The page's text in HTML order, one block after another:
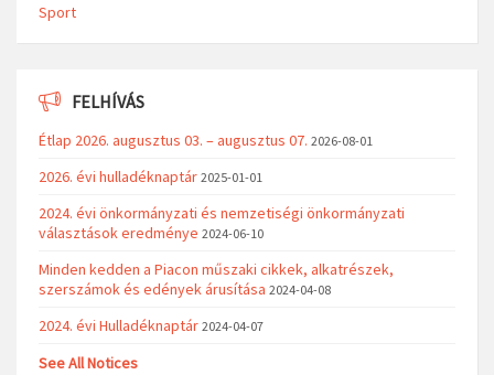
Sport
FELHÍVÁS
Étlap 2026. augusztus 03. – augusztus 07. 2026-08-01
2026. évi hulladéknaptár 2025-01-01
2024. évi önkormányzati és nemzetiségi önkormányzati
választások eredménye 2024-06-10
Minden kedden a Piacon műszaki cikkek, alkatrészek,
szerszámok és edények árusítása 2024-04-08
2024. évi Hulladéknaptár 2024-04-07
See All Notices